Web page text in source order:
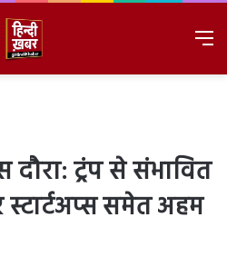
दौरा: ट्रंप से संभावित
समेत अहम